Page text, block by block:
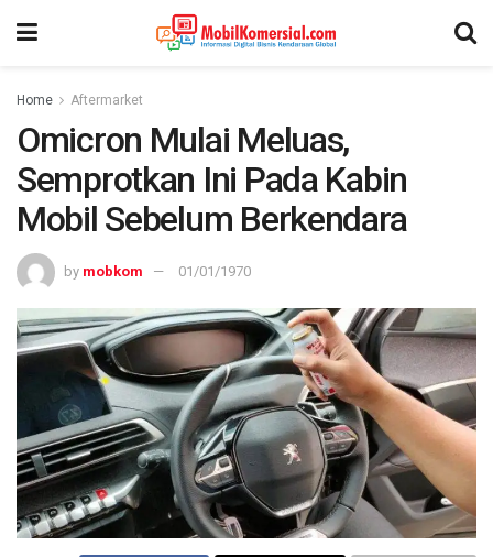
Home Aftermarket
Omicron Mulai Meluas,
Semprotkan Ini Pada Kabin
Mobil Sebelum Berkendara
by mobkom 01/01/1970